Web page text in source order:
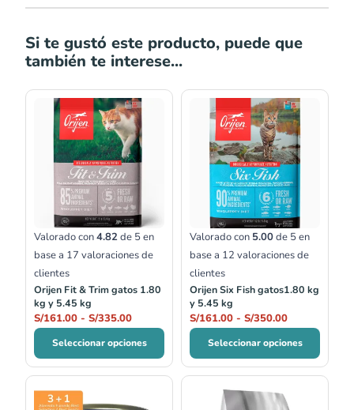
Si te gustó este producto, puede que
también te interese...
Valorado con4.82de 5 en
base a 17 valoraciones de
clientes
Orijen Fit & Trim gatos 1.80
kg y 5.45 kg
S/161.00 - S/335.00
Rango
de
precios:
desde
hasta
S/335.00
Seleccionar opciones
Valorado con 5.00de 5 en
base a 12 valoraciones de
clientes
Orijen Six Fish gatos1.80 kg
y 5.45 kg
S/161.00 - S/350.00
Rango
de
precios:
desde
hasta
S/350.00
Seleccionar opciones
de
de